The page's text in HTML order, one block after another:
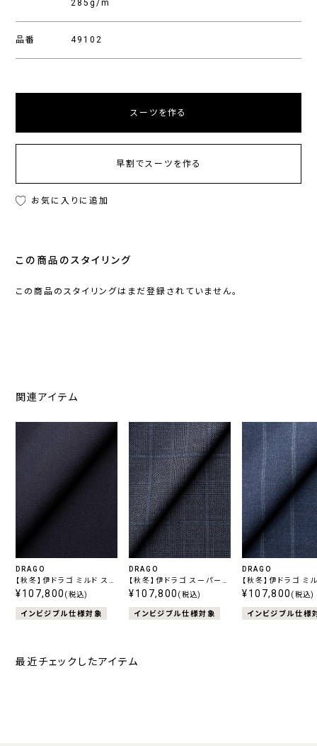
285g/m
品番 49102
スーツを作る
早割でスーツを作る
お気に入りに追加
この商品のスタイリング
この商品のスタイリングはまだ登録されていません。
関連アイテム
DRAGO
【秋冬】伊ドラゴ ミルド スイ
ング ネイビー
¥107,800 (税込)
インビジブル仕様対象
DRAGO
【秋冬】伊ドラゴ スーパー
130's スイング ネイビー
¥107,800 (税込)
インビジブル仕様対象
DRAGO
【秋冬】伊ドラゴ ミ
ング ブルー ストラ
¥107,800 (税込)
インビジブル仕様
最近チェックしたアイテム